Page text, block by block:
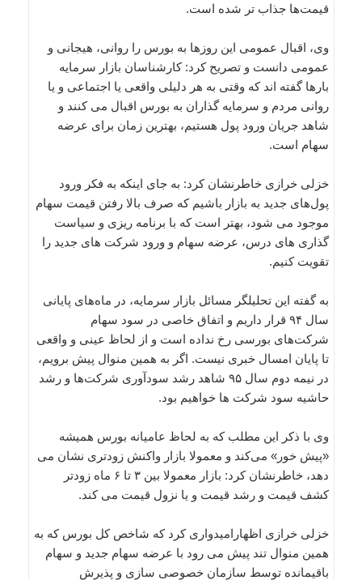
قیمت‌ها جذاب تر شده است.
وی، اقبال عمومی این روزها به بورس را روانی، هیجانی و
عمومی دانست و تصریح کرد: کارشناسان بازار سرمایه
بارها گفته اند که وقتی به هر دلیلی واقعی یا اجتماعی و یا
روانی مردم و سرمایه گذاران به بورس اقبال می کنند و
شاهد جریان ورود پول هستیم، بهترین زمان برای عرضه
سهام است.
خزلی خرازی خاطرنشان کرد: به جای اینکه به فکر ورود
پول‌های جدید به بازار باشیم که صرف بالا رفتن قیمت سهام
موجود می شود، بهتر است که با برنامه ریزی و سیاست
گذاری های درس، عرضه سهام و ورود شرکت های جدید را
تقویت کنیم.
به گفته این تحلیلگر مسائل بازار سرمایه، در ماه‌های پایانی
سال ۹۴ قرار داریم و اتفاق خاصی در سود سهام
شرکت‌های بورسی رخ نداده است و از لحاظ عینی و واقعی
تا پایان امسال خبری نیست. اگر به همین منوال پیش برویم،
در نیمه دوم سال ۹۵ شاهد رشد سودآوری شرکت‌ها و رشد
حاشیه سود شرکت ها خواهیم بود.
وی با ذکر این مطلب که به لحاظ عامیانه بورس همیشه
«پیش خور» می‌کند و معمولا بازار واکنش زودتری نشان می
دهد، خاطرنشان کرد: بازار معمولا بین ۳ تا ۶ ماه زودتر
کشف قیمت و رشد قیمت و یا نزول قیمت می کند.
خزلی خرازی اظهارامیدواری کرد که شاخص کل بورس که به
همین منوال تند پیش می رود با عرضه سهام جدید و سهام
باقیمانده توسط سازمان خصوصی سازی و پذیرش